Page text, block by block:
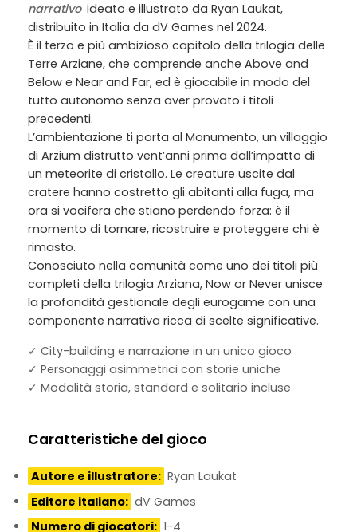
narrativo ideato e illustrato da Ryan Laukat,
distribuito in Italia da dV Games nel 2024.
È il terzo e più ambizioso capitolo della trilogia delle
Terre Arziane, che comprende anche Above and
Below e Near and Far, ed è giocabile in modo del
tutto autonomo senza aver provato i titoli
precedenti.
L’ambientazione ti porta al Monumento, un villaggio
di Arzium distrutto vent’anni prima dall’impatto di
un meteorite di cristallo. Le creature uscite dal
cratere hanno costretto gli abitanti alla fuga, ma
ora si vocifera che stiano perdendo forza: è il
momento di tornare, ricostruire e proteggere chi è
rimasto.
Conosciuto nella comunità come uno dei titoli più
completi della trilogia Arziana, Now or Never unisce
la profondità gestionale degli eurogame con una
componente narrativa ricca di scelte significative.
✓ City-building e narrazione in un unico gioco
✓ Personaggi asimmetrici con storie uniche
✓ Modalità storia, standard e solitario incluse
Caratteristiche del gioco
Autore e illustratore: Ryan Laukat
Editore italiano: dV Games
Numero di giocatori: 1-4